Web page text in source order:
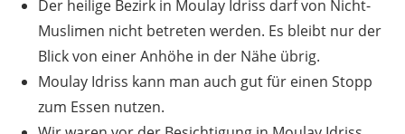
Der heilige Bezirk in Moulay Idriss darf von Nicht-
Muslimen nicht betreten werden. Es bleibt nur der
Blick von einer Anhöhe in der Nähe übrig.
Moulay Idriss kann man auch gut für einen Stopp
zum Essen nutzen.